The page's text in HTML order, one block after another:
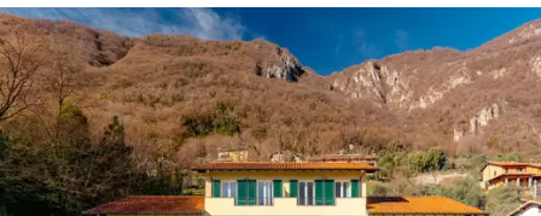
4 つのガレージは、このプロパティが提供する快
適さに加えて、レッコはわずか 13 km、コモは
30 km 離れた、イタリアで最も魅力的な湖畔の町
を発見するために独立して移動しようとする人
にとって理想的です。